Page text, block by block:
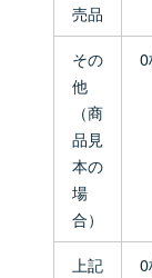
売品
その
他
（商
品見
本の
場
合）
0
上記
0